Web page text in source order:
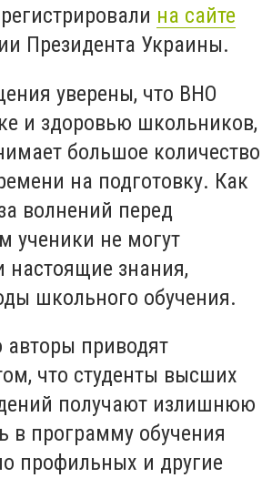
на сайте
Президента Украины.
уверены, что ВНО
и здоровью школьников,
большое количество
на подготовку. Как
волнений перед
ученики не могут
настоящие знания,
школьного обучения.
приводят
что студенты высших
получают излишнюю
в программу обучения
профильных и другие